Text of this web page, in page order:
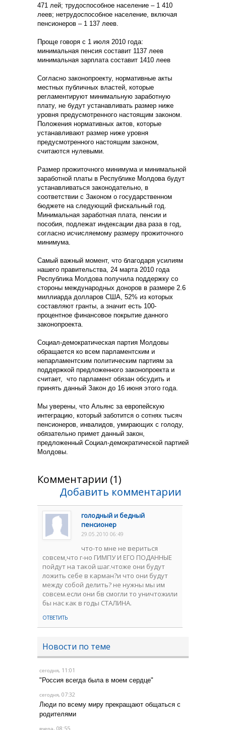
471 лей; трудоспособное население – 1 410
леев; нетрудоспособное население, включая
пенсионеров – 1 137 леев.
Проще говоря с 1 июля 2010 года:
минимальная пенсия составит 1137 леев
минимальная зарплата составит 1410 леев
Согласно законопроекту, нормативные акты
местных публичных властей, которые
регламентируют минимальную заработную
плату, не будут устанавливать размер ниже
уровня предусмотренного настоящим законом.
Положения нормативных актов, которые
устанавливают размер ниже уровня
предусмотренного настоящим законом,
считаются нулевыми.
Размер прожиточного минимума и минимальной
заработной платы в Республике Молдова будут
устанавливаться законодательно, в
соответствии с Законом о государственном
бюджете на следующий фискальный год.
Минимальная заработная плата, пенсии и
пособия, подлежат индексации два раза в год,
согласно исчисляемому размеру прожиточного
минимума.
Самый важный момент, что благодаря усилиям
нашего правительства, 24 марта 2010 года
Республика Молдова получила поддержку со
стороны международных доноров в размере 2.6
миллиарда долларов США, 52% из которых
составляют гранты, а значит есть 100-
процентное финансовое покрытие данного
законопроекта.
Социал-демократическая партия Молдовы
обращается ко всем парламентским и
непарламентским политическим партиям за
поддержкой предложенного законопроекта и
считает, что парламент обязан обсудить и
принять данный Закон до 16 июня этого года.
Мы уверены, что Альянс за европейскую
интеграцию, который заботится о сотнях тысяч
пенсионеров, инвалидов, умирающих с голоду,
обязательно примет данный закон,
предложенный Социал-демократической партией
Молдовы.
Комментарии (1)
Добавить комментарии
голодный и бедный
пенсионер
29.05.2010 06:49
что-то мне не вериться
совсем,что г-но ГИМПУ И ЕГО ПОДАННЫЕ
пойдут на такой шаг.чтоже они будут
ложить себе в карман?и что они будут
между собой делить? не нужны мы им
совсем.если они бв смогли то уничтожили
бы нас как в годы СТАЛИНА.
ОТВЕТИТЬ
Новости по теме
сегодня, 11:01
"Россия всегда была в моем сердце"
сегодня, 07:32
Люди по всему миру прекращают общаться с
родителями
вчера, 08:55